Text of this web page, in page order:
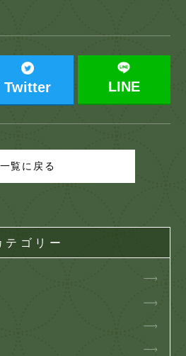
Twitter LINE
一覧に戻る
テゴリー